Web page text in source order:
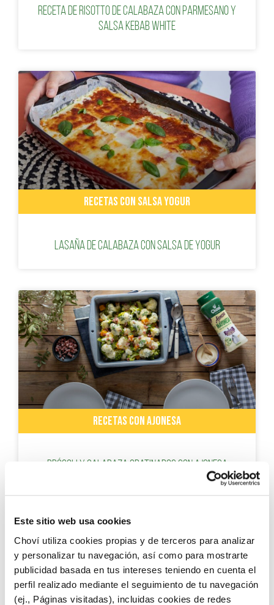
Este sitio web usa cookies
Choví utiliza cookies propias y de terceros para analizar
y personalizar tu navegación, así como para mostrarte
publicidad basada en tus intereses teniendo en cuenta el
perfil realizado mediante el seguimiento de tu navegación
(ej., Páginas visitadas), incluidas cookies de redes
Receta de risotto de calabaza con parmesano y
salsa Kebab White
RECETAS CON SALSA YOGUR
Lasaña de calabaza con Salsa de Yogur
RECETAS CON AJONESA
Brócoli y calabaza gratinados con Ajonesa